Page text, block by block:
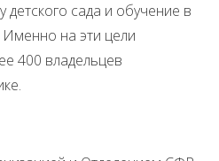
детского сада и обучение в
Именно на эти цели
400 владельцев